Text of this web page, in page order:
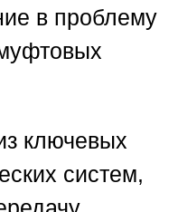
в проблему
ключевых
систем,